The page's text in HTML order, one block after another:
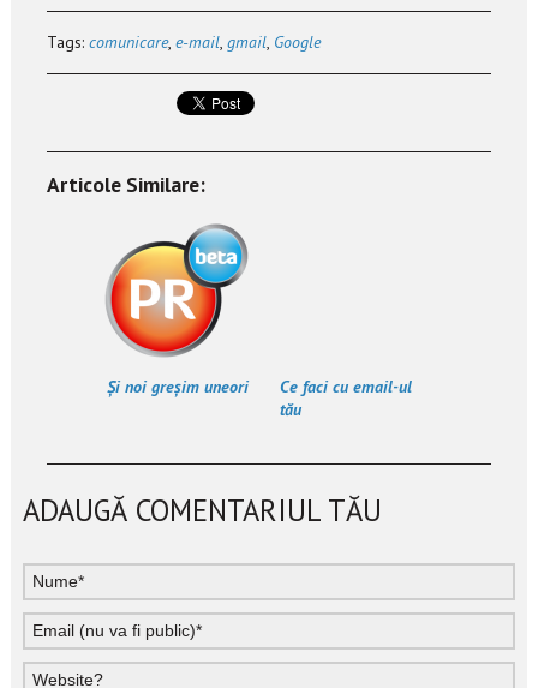
Tags: comunicare, e-mail, gmail, Google
Articole Similare:
Și noi greșim uneori
Ce faci cu email-ul
tău
ADAUGĂ COMENTARIUL TĂU